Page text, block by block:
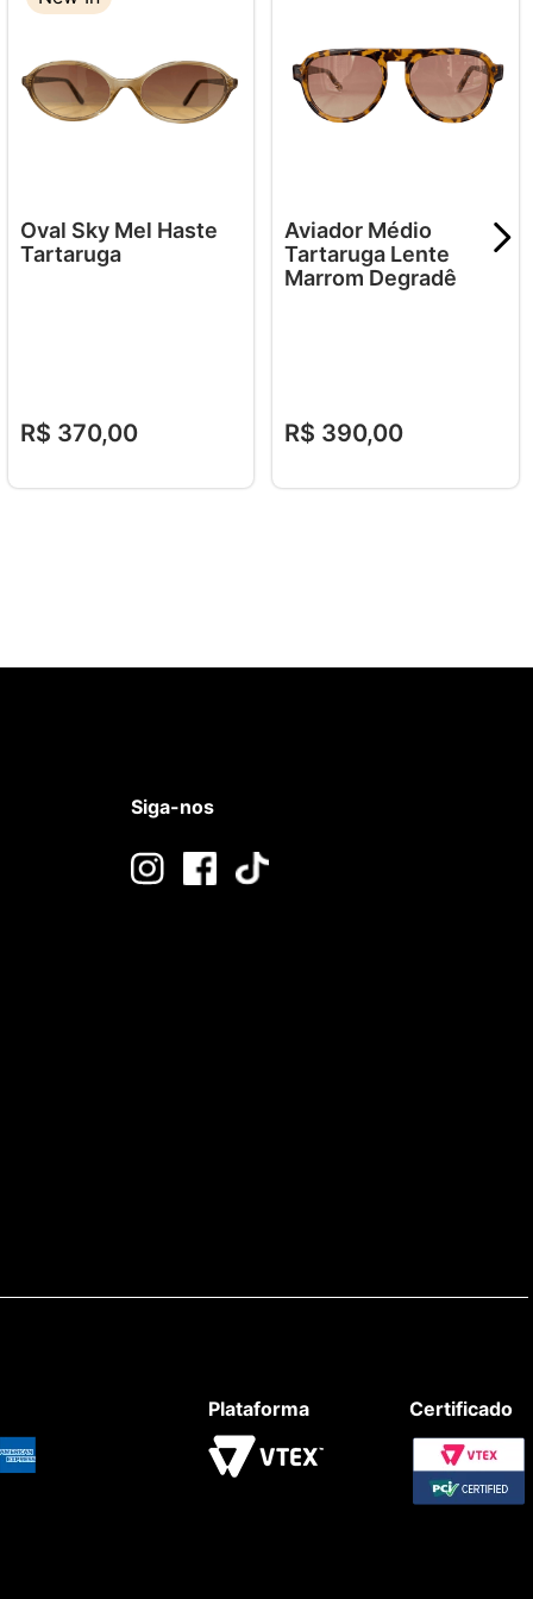
Oval Sky Mel Haste
Tartaruga
R$ 370,00
Aviador Médio
Tartaruga Lente
Marrom Degradê
R$ 390,00
Siga-nos
Plataforma Certificado